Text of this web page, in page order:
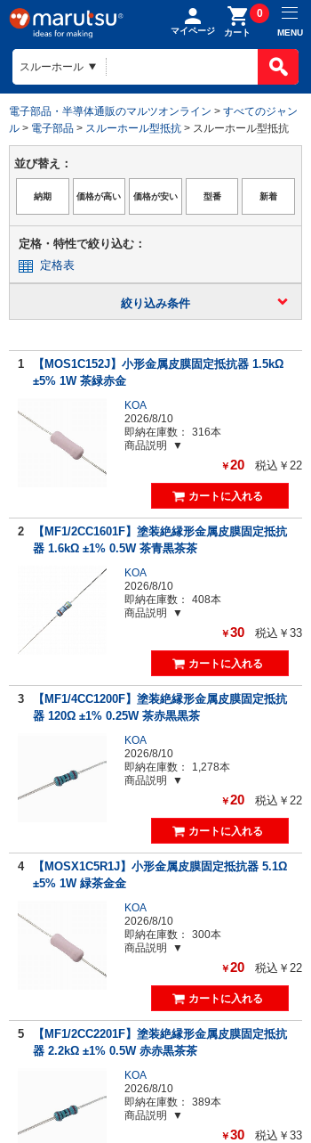
マイページ カート
0
MENU
電子部品・半導体通販のマルツオンライン > すべてのジャン
ル > 電子部品 > スルーホール型抵抗 > スルーホール型抵抗
並び替え：
定格・特性で絞り込む：
定格表
絞り込み条件
1
【MOS1C152J】小形金属皮膜固定抵抗器 1.5kΩ
±5% 1W 茶緑赤金
KOA
2026/8/10
即納在庫数：
316本
商品説明
￥20 税込￥22
2
【MF1/2CC1601F】塗装絶縁形金属皮膜固定抵抗
器 1.6kΩ ±1% 0.5W 茶青黒茶茶
KOA
2026/8/10
即納在庫数：
408本
商品説明
￥30 税込￥33
3
【MF1/4CC1200F】塗装絶縁形金属皮膜固定抵抗
器 120Ω ±1% 0.25W 茶赤黒黒茶
KOA
2026/8/10
即納在庫数：
1,278本
商品説明
￥20 税込￥22
4
【MOSX1C5R1J】小形金属皮膜固定抵抗器 5.1Ω
±5% 1W 緑茶金金
KOA
2026/8/10
即納在庫数：
300本
商品説明
￥20 税込￥22
5
【MF1/2CC2201F】塗装絶縁形金属皮膜固定抵抗
器 2.2kΩ ±1% 0.5W 赤赤黒茶茶
KOA
2026/8/10
即納在庫数：
389本
商品説明
￥30 税込￥33